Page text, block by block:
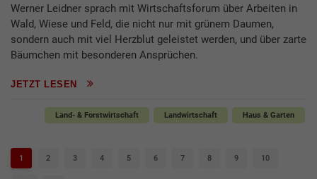
Werner Leidner sprach mit Wirtschaftsforum über Arbeiten in
Wald, Wiese und Feld, die nicht nur mit grünem Daumen,
sondern auch mit viel Herzblut geleistet werden, und über zarte
Bäumchen mit besonderen Ansprüchen.
JETZT LESEN
Land- & Forstwirtschaft Landwirtschaft Haus & Garten
1 2 3 4 5 6 7 8 9 10